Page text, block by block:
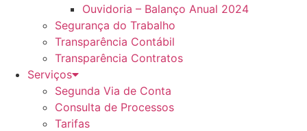
Ouvidoria – Balanço Anual 2024
Segurança do Trabalho
Transparência Contábil
Transparência Contratos
Serviços
Segunda Via de Conta
Consulta de Processos
Tarifas